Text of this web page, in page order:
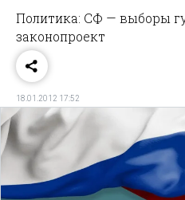
Политика: СФ — выборы
законопроект
18.01.2012 17:52